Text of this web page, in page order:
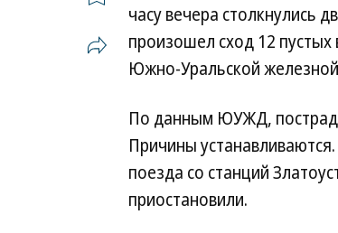
часу вечера столкнулись
произошел сход 12 пустых
Южно-Уральской
По данным ЮУЖД,
Причины
поезда со станций
приостановили.